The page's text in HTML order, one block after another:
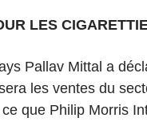
LES
Pallav Mittal a
les ventes du
que Philip Morris